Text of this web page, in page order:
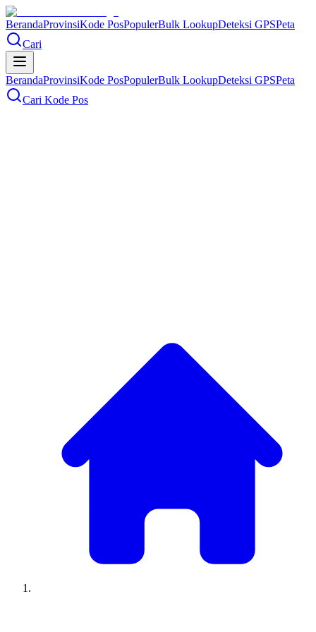
BerandaProvinsiKode PosPopulerBulk LookupDeteksi GPSPeta
Cari
BerandaProvinsiKode PosPopulerBulk LookupDeteksi GPSPeta
Cari Kode Pos